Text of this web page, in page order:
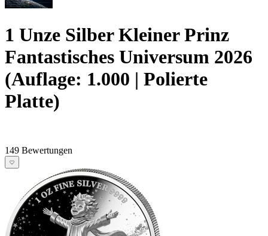
1 Unze Silber Kleiner Prinz
Fantastisches Universum 2026
(Auflage: 1.000 | Polierte
Platte)
149 Bewertungen